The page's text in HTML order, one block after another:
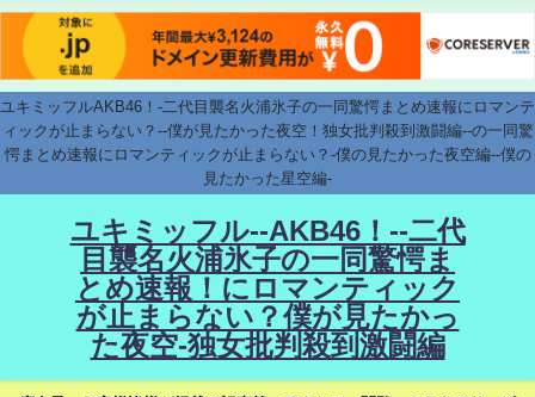
ユキミッフルAKB46！-二代目襲名火浦氷子の一同驚愕まとめ速報にロマンテ
ィックが止まらない？--僕が見たかった夜空！独女批判殺到激闘編--の一同驚
愕まとめ速報にロマンティックが止まらない？-僕の見たかった夜空編--僕の
見たかった星空編-
ユキミッフル--AKB46！--二代
目襲名火浦氷子の一同驚愕ま
とめ速報！にロマンティック
が止まらない？僕が見たかっ
た夜空-独女批判殺到激闘編